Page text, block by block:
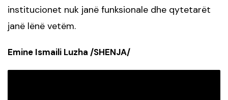
institucionet nuk janë funksionale dhe qytetarët
janë lënë vetëm.
Emine Ismaili Luzha /SHENJA/